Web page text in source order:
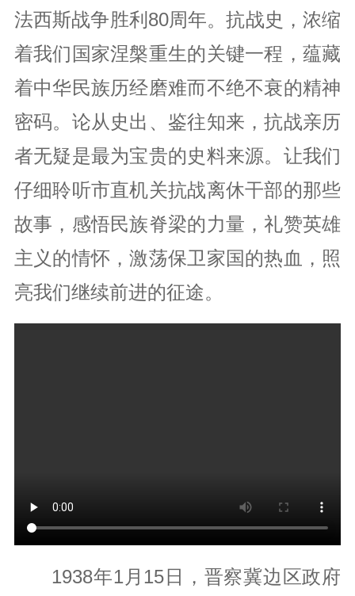
指导督促
党风廉政
统战群团
党建研究
法西斯战争胜利80周年。抗战史，浓缩
着我们国家涅槃重生的关键一程，蕴藏
着中华民族历经磨难而不绝不衰的精神
密码。论从史出、鉴往知来，抗战亲历
者无疑是最为宝贵的史料来源。让我们
仔细聆听市直机关抗战离休干部的那些
故事，感悟民族脊梁的力量，礼赞英雄
主义的情怀，激荡保卫家国的热血，照
亮我们继续前进的征途。
1938年1月15日，晋察冀边区政府